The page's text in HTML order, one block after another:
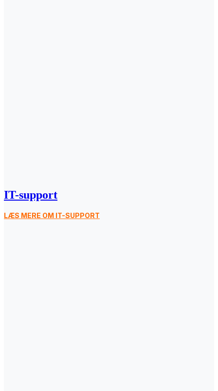
IT-support
LÆS MERE OM IT-SUPPORT